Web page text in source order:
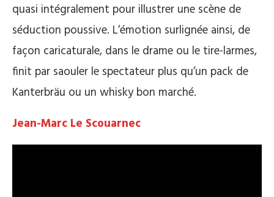
quasi intégralement pour illustrer une scène de
séduction poussive. L’émotion surlignée ainsi, de
façon caricaturale, dans le drame ou le tire-larmes,
finit par saouler le spectateur plus qu’un pack de
Kanterbräu ou un whisky bon marché.
Jean-Marc Le Scouarnec